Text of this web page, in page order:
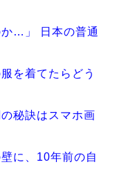
…」 日本の普通
を着てたらどう
秘訣はスマホ画
に、10年前の自